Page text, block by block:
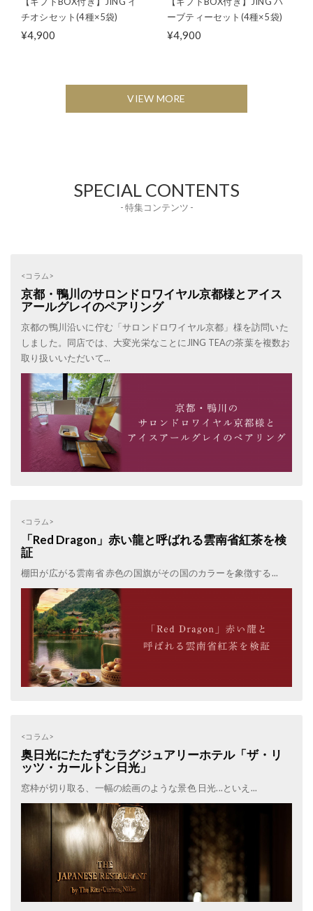
チオシセット(4種×5袋)
¥4,900
ーブティーセット(4種×5袋)
¥4,900
VIEW MORE
SPECIAL CONTENTS
- 特集コンテンツ -
<コラム>
京都・鴨川のサロンドロワイヤル京都様とアイス
アールグレイのペアリング
京都の鴨川沿いに佇む「サロンドロワイヤル京都」様を訪問いた
しました。同店では、大変光栄なことにJING TEAの茶葉を複数お
取り扱いいただいて...
<コラム>
「Red Dragon」赤い龍と呼ばれる雲南省紅茶を検
証
棚田が広がる雲南省 赤色の国旗がその国のカラーを象徴する...
<コラム>
奥日光にたたずむラグジュアリーホテル「ザ・リ
ッツ・カールトン日光」
窓枠が切り取る、一幅の絵画のような景色 日光...といえ...